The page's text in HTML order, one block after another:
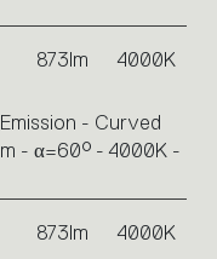
873lm 4000K
- Curved
- α=60° - 4000K -
873lm 4000K